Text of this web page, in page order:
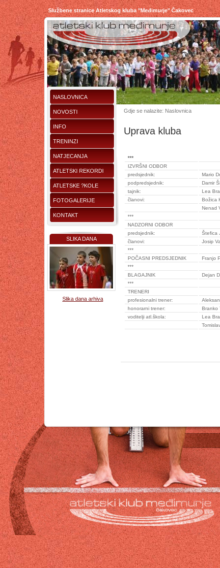
Službene stranice Atletskog kluba "Međimurje" Čakovec
NASLOVNICA
NOVOSTI
INFO
TRENINZI
NATJECANJA
ATLETSKI REKORDI
ATLETSKE ?KOLE
FOTOGALERIJE
KONTAKT
SLIKA DANA
Slika dana arhiva
Gdje se nalazite: Naslovnica
Uprava kluba
***
IZVRŠNI ODBOR
predsjednik:
Mario
podpredsjednik:
Damir
tajnik:
Lea
članovi:
Božica
Nenad
***
NADZORNI ODBOR
predsjednik:
Štefica
članovi:
Josip
***
POČASNI PREDSJEDNIK
Franjo
***
BLAGAJNIK
Dejan
***
TRENERI
profesionalni trener:
honorarni trener:
Branko
voditelji atl.škola:
Lea